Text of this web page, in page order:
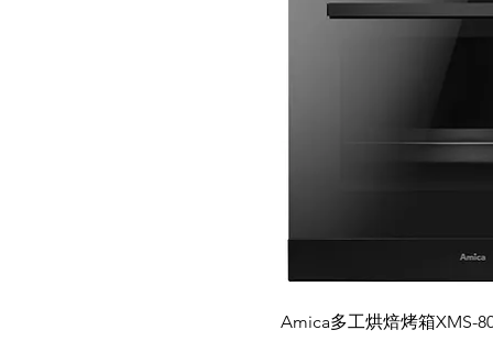
快速瀏
Amica多工烘焙烤箱XMS-